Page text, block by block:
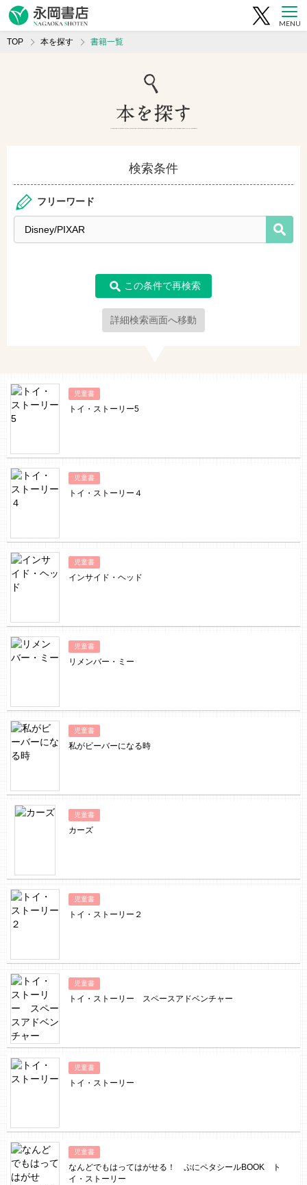
MENU
TOP 本を探す 書籍一覧
検索条件
フリーワード
この条件で再検索
詳細検索画面へ移動
児童書
トイ・ストーリー5
児童書
トイ・ストーリー４
児童書
インサイド・ヘッド
児童書
リメンバー・ミー
児童書
私がビーバーになる時
児童書
カーズ
児童書
トイ・ストーリー２
児童書
トイ・ストーリー スペースアドベンチャー
児童書
トイ・ストーリー
児童書
なんどでもはってはがせる！ ぷにペタシールBOOK ト
イ・ストーリー